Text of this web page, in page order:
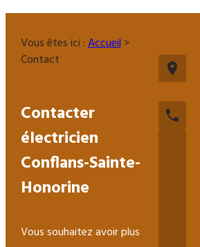
Vous êtes ici :Accueil>
Contact
Contacter
électricien
Conflans-Sainte-
Honorine
Vous souhaitez avoir plus
place
phone